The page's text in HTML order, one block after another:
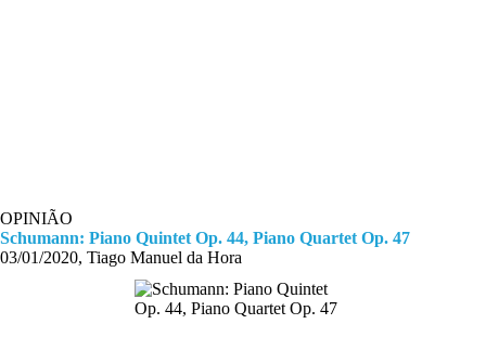
OPINIÃO
Schumann: Piano Quintet Op. 44, Piano Quartet Op. 47
03/01/2020, Tiago Manuel da Hora